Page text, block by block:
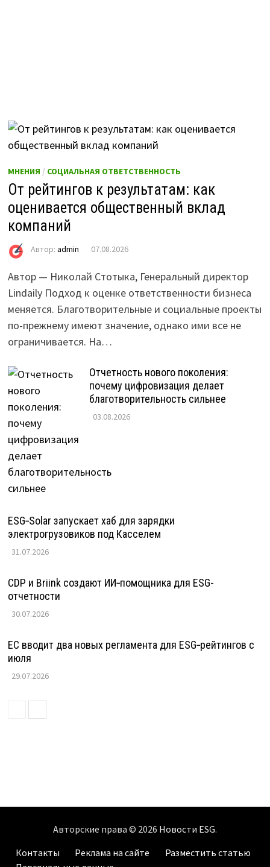
МНЕНИЯ / СОЦИАЛЬНАЯ ОТВЕТСТВЕННОСТЬ
От рейтингов к результатам: как
оценивается общественный вклад
компаний
Автор: admin 07.08.2026
Автор — Николай Стотыка, Генеральный директор
Lindaily Подход к оценке ответственности бизнеса
меняется. Благотворительные и социальные проекты
по-прежнему имеют значение, однако ими все не
ограничивается. На…
Отчетность нового поколения:
почему цифровизация делает
благотворительность сильнее
03.08.2026
ESG‑Solar запускает хаб для зарядки
электрогрузовиков под Касселем
31.07.2026
CDP и Briink создают ИИ‑помощника для ESG-
отчетности
30.07.2026
ЕС вводит два новых регламента для ESG‑рейтингов с
июля
29.07.2026
Авторские права © 2026 Новости ESG.
Контакты
Реклама на сайте
Разместить статью